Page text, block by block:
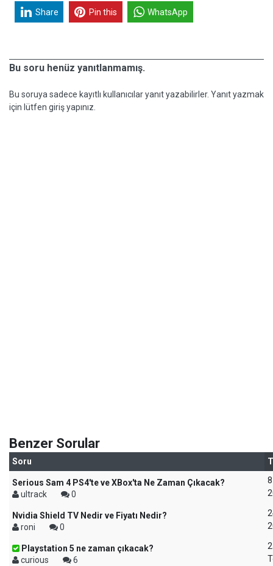
Share Pin this WhatsApp
Bu soru henüz yanıtlanmamış.
Bu soruya sadece kayıtlı kullanıcılar yanıt yazabilirler. Yanıt yazmak
için lütfen giriş yapınız.
Benzer Sorular
Soru
Serious Sam 4 PS4'te ve XBox'ta Ne Zaman Çıkacak?
ultrack
0
Nvidia Shield TV Nedir ve Fiyatı Nedir?
roni
0
Playstation 5 ne zaman çıkacak?
curious
6